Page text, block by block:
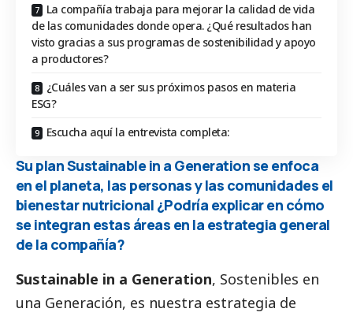
La compañía trabaja para mejorar la calidad de vida
de las comunidades donde opera. ¿Qué resultados han
visto gracias a sus programas de sostenibilidad y apoyo
a productores?
¿Cuáles van a ser sus próximos pasos en materia
ESG?
Escucha aquí la entrevista completa:
Su plan Sustainable in a Generation se enfoca
en el planeta, las personas y las comunidades el
bienestar nutricional ¿Podría explicar en cómo
se integran estas áreas en la estrategia general
de la compañía?
Sustainable in a Generation, Sostenibles en
una Generación, es nuestra estrategia de